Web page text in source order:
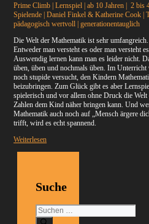
Prime Climb | Lernspiel | ab 10 Jahren | 2 bis
Spielende | Daniel Finkel & Katherine Cook |
pädagogisch wertvoll | generationentauglich
Die Welt der Mathematik ist sehr umfangreich.
Entweder man versteht es oder man versteht
Auswendig lernen kann man es leider nicht.
üben, üben und nochmals üben. Im
noch stupide versucht, den Kindern
beizubringen. Zum Glück gibt es aber
spielerisch und vor allem ohne Druck die Welt
Zahlen dem Kind näher bringen kann. Und
Mathematik auch noch auf „Mensch ärgere
trifft, wird es echt spannend.
Weiterlesen
Suche
Suchen
nach: